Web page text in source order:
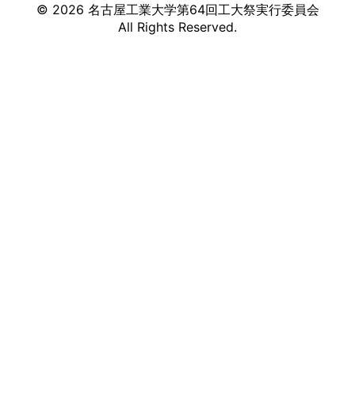
© 2026 名古屋工業大学第64回工大祭実行委員会
All Rights Reserved.